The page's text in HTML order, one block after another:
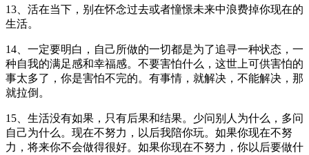
13、活在当下，别在怀念过去或者憧憬未来中浪费掉你现在的
生活。
14、一定要明白，自己所做的一切都是为了追寻一种状态，一
种自我的满足感和幸福感。不要害怕什么，这世上可供害怕的
事太多了，你是害怕不完的。有事情，就解决，不能解决，那
就拉倒。
15、生活没有如果，只有后果和结果。少问别人为什么，多问
自己为什么。现在不努力，以后我陪你玩。如果你现在不努
力，将来你不会做得很好。如果你现在不努力，你以后要做什